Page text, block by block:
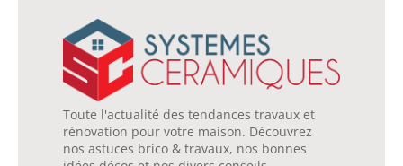
Toute l'actualité des tendances travaux et
rénovation pour votre maison. Découvrez
nos astuces brico & travaux, nos bonnes